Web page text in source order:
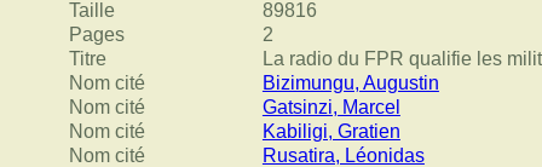
Taille
89816
Pages
2
Titre
La radio du FPR qualifie les
Nom cité
Bizimungu, Augustin
Nom cité
Gatsinzi, Marcel
Nom cité
Kabiligi, Gratien
Nom cité
Rusatira, Léonidas